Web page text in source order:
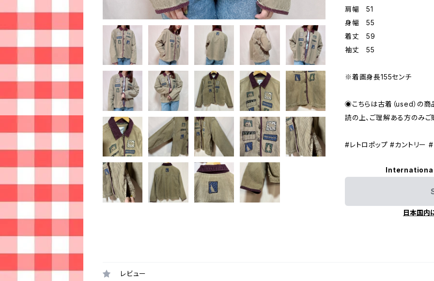
肩幅 51
身幅 55
着丈 59
袖丈 55
※着画身長155センチ
◉こちらは古着（used）の商
読の上、ご理解ある方のみご
#レトロポップ #カントリー
日本国内
レビュー